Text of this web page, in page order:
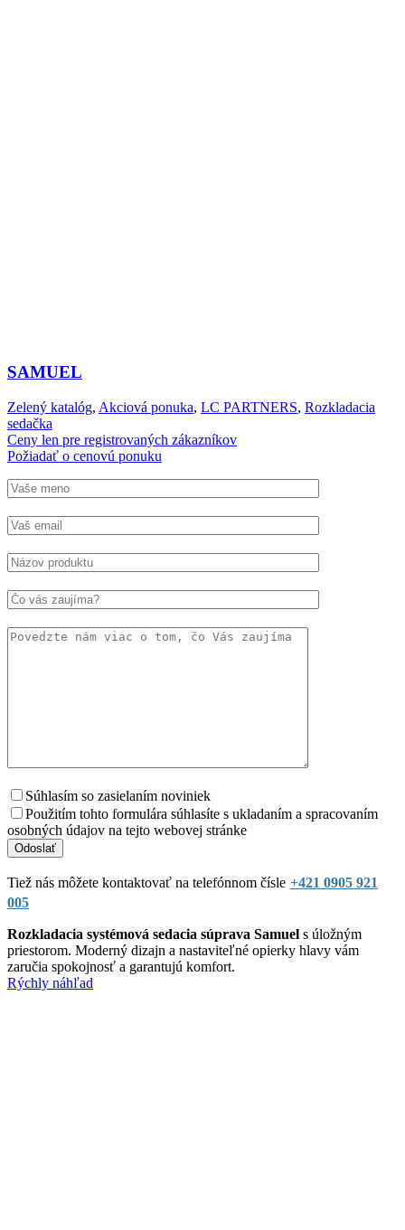
SAMUEL
Zelený katalóg, Akciová ponuka, LC PARTNERS, Rozkladacia
sedačka
Ceny len pre registrovaných zákazníkov
Požiadať o cenovú ponuku
Súhlasím so zasielaním noviniek
Použitím tohto formulára súhlasíte s ukladaním a spracovaním
osobných údajov na tejto webovej stránke
Tiež nás môžete kontaktovať na telefónnom čísle +421 0905 921
005
Rozkladacia systémová sedacia súprava Samuel s úložným
priestorom. Moderný dizajn a nastaviteľné opierky hlavy vám
zaručia spokojnosť a garantujú komfort.
Rýchly náhľad